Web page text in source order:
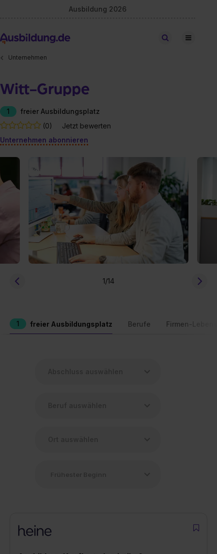
Ausbildung 2026
Stellen finden
Unternehmen
Witt-Gruppe
1
freier Ausbildungsplatz
(0)
Jetzt bewerten
Unternehmen abonnieren
1/14
1 freier Ausbildungsplatz Berufe Firmen-